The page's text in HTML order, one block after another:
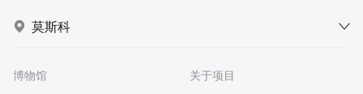
莫斯科
博物馆
关于项目